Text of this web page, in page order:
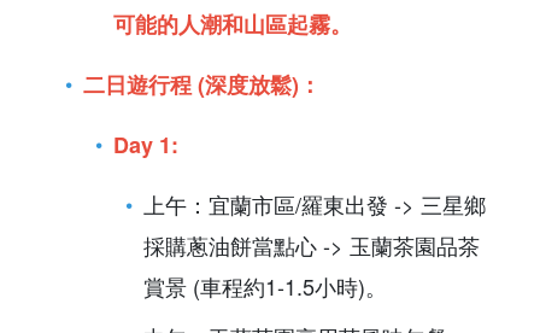
可能的人潮和山區起霧。
二日遊行程 (深度放鬆)：
Day 1:
上午：宜蘭市區/羅東出發 -> 三星鄉
採購蔥油餅當點心 -> 玉蘭茶園品茶
賞景 (車程約1-1.5小時)。